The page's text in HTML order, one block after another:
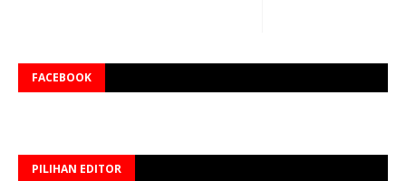
FACEBOOK
PILIHAN EDITOR